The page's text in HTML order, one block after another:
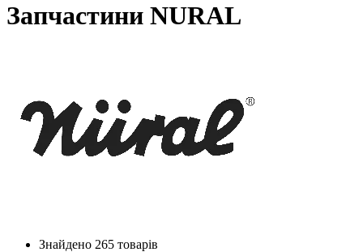
Запчастини NURAL
Знайдено 265 товарів